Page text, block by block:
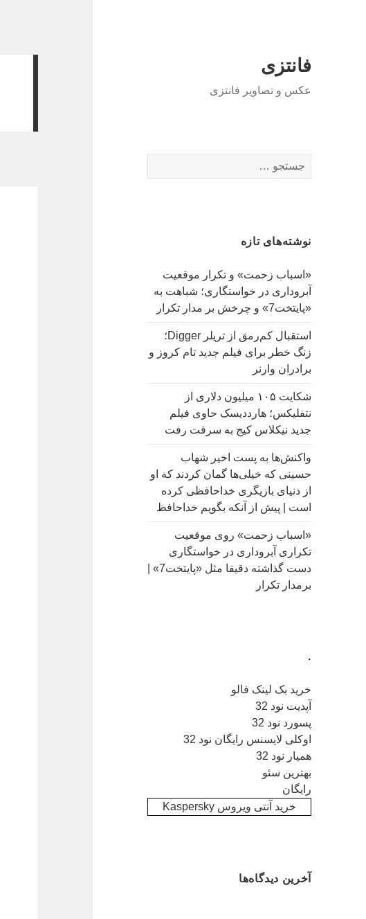
فانتزی
عکس و تصاویر فانتزی
س
ب
ا
ی
:
نوشته‌های تازه
«اسباب زحمت» و تکرار موقعیت
آبروداری در خواستگاری؛ شباهت به
«پایتخت7» و چرخش بر مدار تکرار
استقبال کم‌رمق از تریلر Digger؛
زنگ خطر برای فیلم جدید تام کروز و
برادران وارنر
شکایت ۱۰۵ میلیون دلاری از
نتفلیکس؛ هارددیسک حاوی فیلم
جدید نیکلاس کیج به سرقت رفت
واکنش‌ها به پست اخیر شهاب
حسینی که خیلی‌ها گمان کردند که او
از دنیای بازیگری خداحافظی کرده
است | پیش از آنکه بگویم خداحافظ
«اسباب زحمت» روی موقعیت
تکراری آبروداری در خواستگاری
دست گذاشته دقیقا مثل «پایتخت7» |
برمدار تکرار
.
خرید بک لینک فالو
آپدیت نود 32
پسورد نود 32
اوکلی لایسنس رایگان نود 32
همیار نود 32
بهترین سئو
رایگان
خرید آنتی ویروس Kaspersky
آخرین دیدگاه‌ها